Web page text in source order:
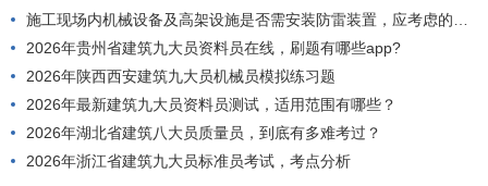
施工现场内机械设备及高架设施是否需安装防雷装置，应考虑的因素是()。
2026年贵州省建筑九大员资料员在线，刷题有哪些app?
2026年陕西西安建筑九大员机械员模拟练习题
2026年最新建筑九大员资料员测试，适用范围有哪些？
2026年湖北省建筑八大员质量员，到底有多难考过？
2026年浙江省建筑九大员标准员考试，考点分析